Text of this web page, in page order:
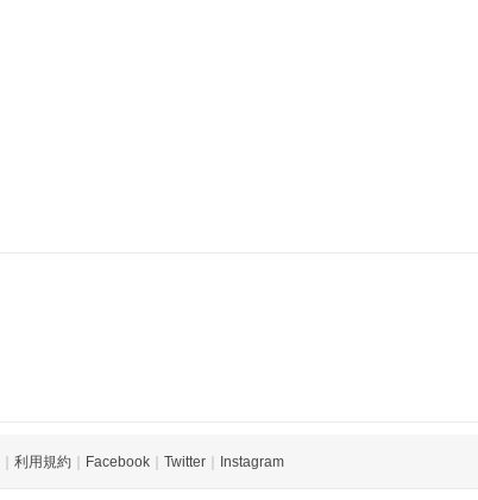
利用規約 Facebook Twitter Instagram